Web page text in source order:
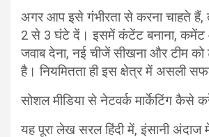
अगर आप इसे गंभीरता से करना चाहते
2 से 3 घंटे दें। इसमें कंटेंट बनाना,
जवाब देना, नई चीजें सीखना और टीम को
है। नियमितता ही इस क्षेत्र में असली
सोशल मीडिया से नेटवर्क मार्केटिंग कैसे
यह पूरा लेख सरल हिंदी में, इंसानी